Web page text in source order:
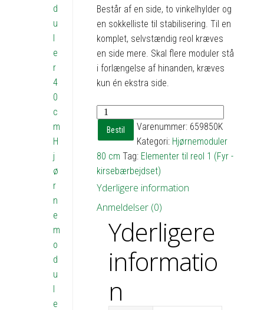
Består af en side, to vinkelhylder og
en sokkelliste til stabilisering. Til en
komplet, selvstændig reol kræves
en side mere. Skal flere moduler stå
i forlængelse af hinanden, kræves
kun én ekstra side.
Hjørnevinkelreol
med
2
hylder
-
b51x49
d20
Bestil Varenummer: 659850K
Kategori: Hjørnemoduler
80 cm Tag: Elementer til reol 1 (Fyr -
kirsebærbejdset)
Yderligere information
Anmeldelser (0)
Yderligere
informatio
n
d
u
l
e
r
4
0
c
m
H
j
ø
r
n
e
m
o
d
u
l
e